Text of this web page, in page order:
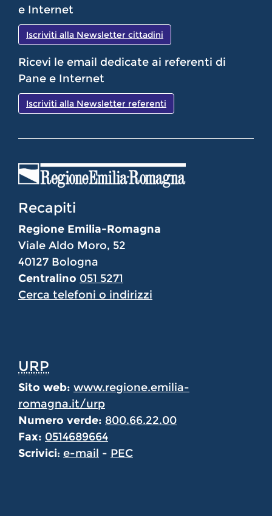
e Internet
Iscriviti alla Newsletter cittadini
Ricevi le email dedicate ai referenti di
Pane e Internet
Iscriviti alla Newsletter referenti
Recapiti
Regione Emilia-Romagna
Viale Aldo Moro, 52
40127 Bologna
Centralino 051 5271
Cerca telefoni o indirizzi
URP
Sito web: www.regione.emilia-
romagna.it/urp
Numero verde: 800.66.22.00
Fax: 0514689664
Scrivici: e-mail - PEC